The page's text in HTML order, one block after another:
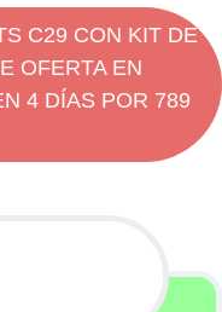
C29 CON KIT DE
OFERTA EN
4 DÍAS POR 789